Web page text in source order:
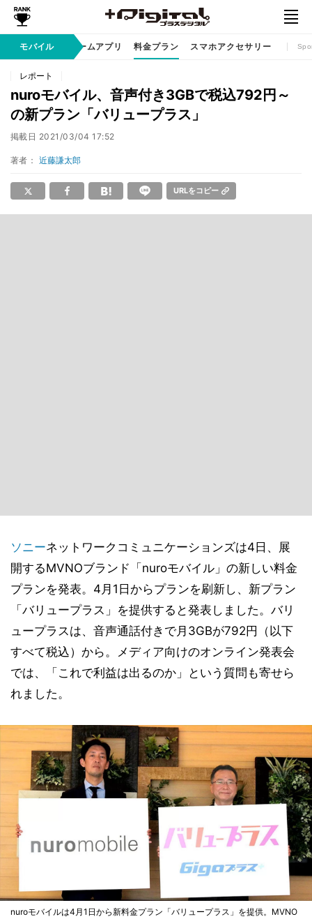
モバイル
/ サービス ゲームアプリ 料金プラン スマホアクセサリー
レポート
nuroモバイル、音声付き3GBで税込792円～
の新プラン「バリュープラス」
掲載日 2021/03/04 17:52
著者： 近藤謙太郎
URLをコピー
ソニーネットワークコミュニケーションズは4日、展
開するMVNOブランド「nuroモバイル」の新しい料金
プランを発表。4月1日からプランを刷新し、新プラン
「バリュープラス」を提供すると発表しました。バリ
ュープラスは、音声通話付きで月3GBが792円（以下
すべて税込）から。メディア向けのオンライン発表会
では、「これで利益は出るのか」という質問も寄せら
れました。
nuroモバイルは4月1日から新料金プラン「バリュープラス」を提供。MVNO